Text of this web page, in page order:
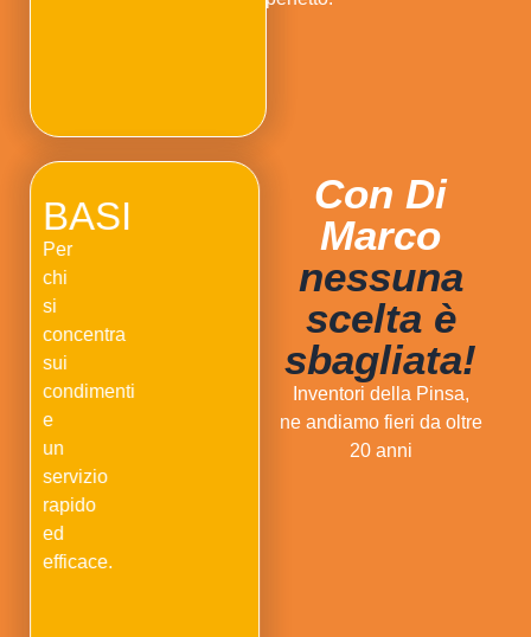
Con Di
Marco
nessuna
scelta è
sbagliata!
Inventori della Pinsa,
ne andiamo fieri da oltre
20 anni
BASI
Per
chi
si
concentra
sui
condimenti
e
un
servizio
rapido
ed
efficace.